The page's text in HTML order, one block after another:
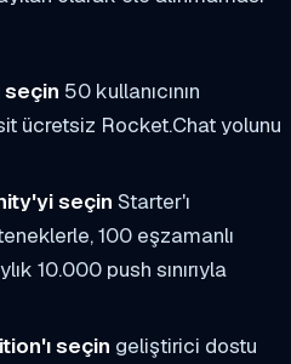
seçin 50 kullanıcının
ücretsiz Rocket.Chat yolunu
seçin Starter'ı
100 eşzamanlı
10.000 push sınırıyla
seçin geliştirici dostu